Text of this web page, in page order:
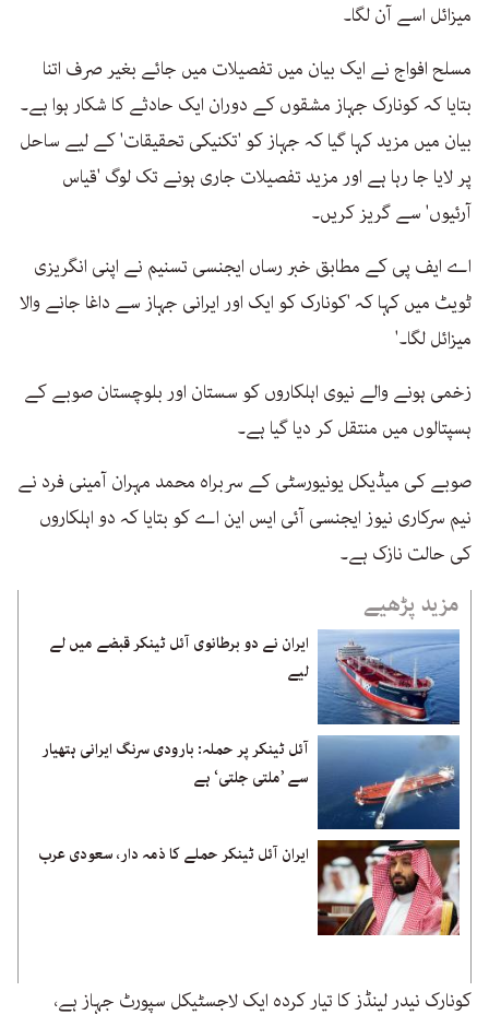
میزائل اسے آن لگا۔
مسلح افواج نے ایک بیان میں تفصیلات میں جائے بغیر صرف اتنا
بتایا کہ کونارک جہاز مشقوں کے دوران ایک حادثے کا شکار ہوا ہے۔
بیان میں مزید کہا گیا کہ جہاز کو 'تکنیکی تحقیقات' کے لیے ساحل
پر لایا جا رہا ہے اور مزید تفصیلات جاری ہونے تک لوگ 'قیاس
آرئیوں' سے گریز کریں۔
اے ایف پی کے مطابق خبر رساں ایجنسی تسنیم نے اپنی انگریزی
ٹویٹ میں کہا کہ 'کونارک کو ایک اور ایرانی جہاز سے داغا جانے والا
میزائل لگا۔'
زخمی ہونے والے نیوی اہلکاروں کو سستان اور بلوچستان صوبے کے
ہسپتالوں میں منتقل کر دیا گیا ہے۔
صوبے کی میڈیکل یونیورسٹی کے سربراہ محمد مہران آمینی فرد نے
نیم سرکاری نیوز ایجنسی آئی ایس این اے کو بتایا کہ دو اہلکاروں
کی حالت نازک ہے۔
مزید پڑھیے
ایران نے دو برطانوی آئل ٹینکر قبضے میں لے
لیے
آئل ٹینکر پر حملہ: بارودی سرنگ ایرانی ہتھیار
سے ’ملتی جلتی‘ ہے
ایران آئل ٹینکر حملے کا ذمہ دار، سعودی عرب
کونارک نیدر لینڈز کا تیار کردہ ایک لاجسٹیکل سپورٹ جہاز ہے،